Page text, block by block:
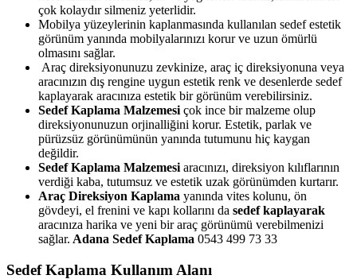
çok kolaydır silmeniz yeterlidir.
Mobilya yüzeylerinin kaplanmasında kullanılan sedef estetik
görünüm yanında mobilyalarınızı korur ve uzun ömürlü
olmasını sağlar.
Araç direksiyonunuzu zevkinize, araç iç direksiyonuna veya
aracınızın dış rengine uygun estetik renk ve desenlerde sedef
kaplayarak aracınıza estetik bir görünüm verebilirsiniz.
Sedef Kaplama Malzemesi çok ince bir malzeme olup
direksiyonunuzun orjinalliğini korur. Estetik, parlak ve
pürüzsüz görünümünün yanında tutumunu hiç kaygan
değildir.
Sedef Kaplama Malzemesi aracınızı, direksiyon kılıflarının
verdiği kaba, tutumsuz ve estetik uzak görünümden kurtarır.
Araç Direksiyon Kaplama yanında vites kolunu, ön
gövdeyi, el frenini ve kapı kollarını da sedef kaplayarak
aracınıza harika ve yeni bir araç görünümü verebilmenizi
sağlar. Adana Sedef Kaplama 0543 499 73 33
Sedef Kaplama Kullanım Alanı